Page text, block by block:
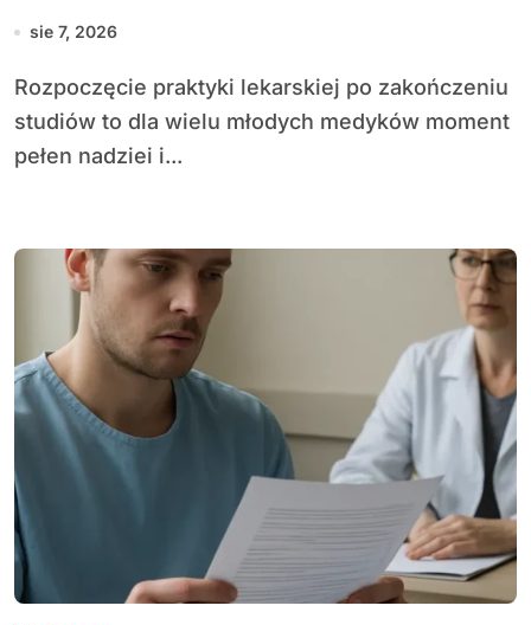
sie 7, 2026
Rozpoczęcie praktyki lekarskiej po zakończeniu
studiów to dla wielu młodych medyków moment
pełen nadziei i...